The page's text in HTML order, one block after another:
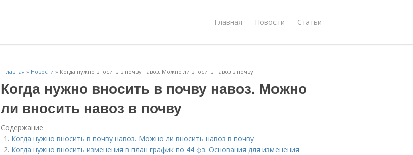
Главная Новости Статьи
Главная » Новости » Когда нужно вносить в почву навоз. Можно ли вносить навоз в почву
Когда нужно вносить в почву навоз. Можно
ли вносить навоз в почву
Содержание
Когда нужно вносить в почву навоз. Можно ли вносить навоз в почву
Когда нужно вносить изменения в план график по 44 фз. Основания для изменения